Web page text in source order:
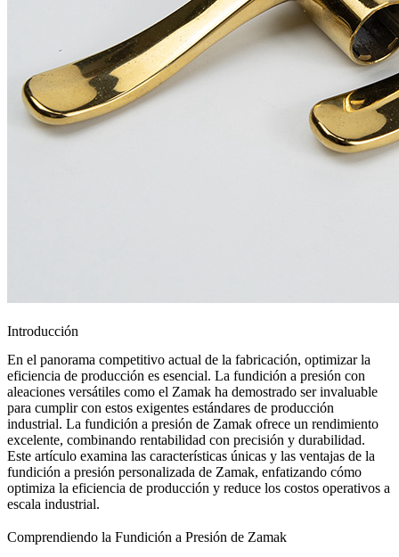
Introducción
En el panorama competitivo actual de la fabricación, optimizar la
eficiencia de producción es esencial. La fundición a presión con
aleaciones versátiles como el Zamak ha demostrado ser invaluable
para cumplir con estos exigentes estándares de producción
industrial. La fundición a presión de Zamak ofrece un rendimiento
excelente, combinando rentabilidad con precisión y durabilidad.
Este artículo examina las características únicas y las ventajas de la
fundición a presión personalizada de Zamak, enfatizando cómo
optimiza la eficiencia de producción y reduce los costos operativos a
escala industrial.
Comprendiendo la Fundición a Presión de Zamak